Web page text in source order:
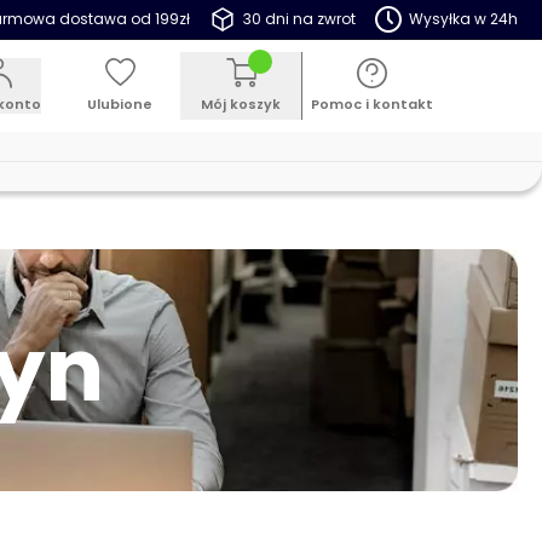
dostawa od 199zł 30 dni na zwrot Wysyłka w 24h
Ulubione Mój koszyk Pomoc i kontakt